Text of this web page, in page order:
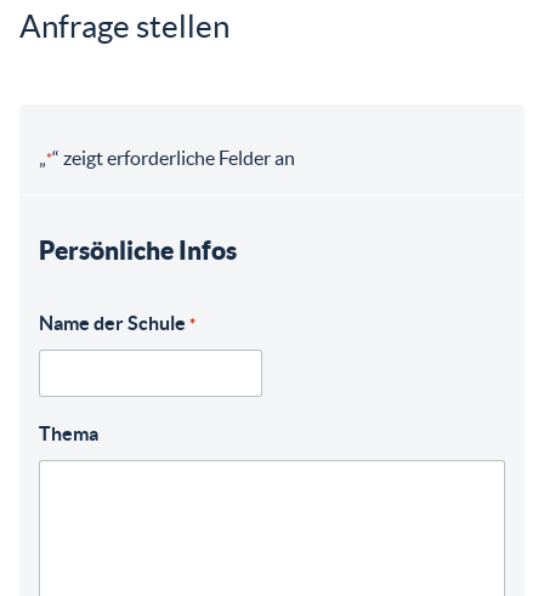
Anfrage stellen
„*“ zeigt erforderliche Felder an
Persönliche Infos
Name der Schule *
Thema